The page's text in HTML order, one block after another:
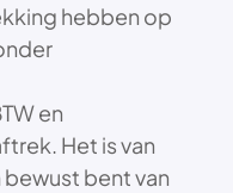
hebben op
en
Het is van
bent van